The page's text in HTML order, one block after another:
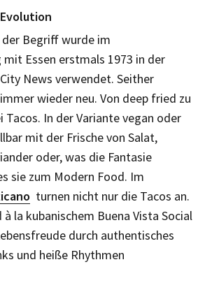
der Begriff wurde im
mit Essen erstmals 1973 in der
News verwendet. Seither
wieder neu. Von deep fried zu
Tacos. In der Variante vegan oder
mit der Frische von Salat,
oder, was die Fantasie
sie zum Modern Food. Im
turnen nicht nur die Tacos an.
la kubanischem Buena Vista Social
durch authentisches
und heiße Rhythmen